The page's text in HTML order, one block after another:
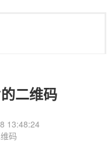
二维码
13:48:24
码